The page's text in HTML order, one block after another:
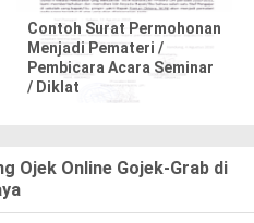
Contoh Surat Permohonan
Menjadi Pemateri /
Pembicara Acara Seminar
/ Diklat
Ojek Online Gojek-Grab di